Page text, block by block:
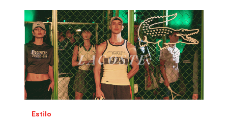
Estilo